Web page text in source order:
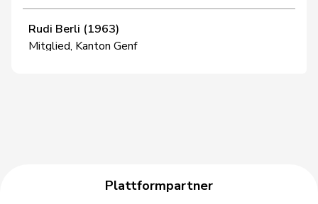
Rudi Berli (1963)
Mitglied, Kanton Genf
Clarence Chollet (1984)
Mitglied, Kanton Neuenburg
Plattformpartner